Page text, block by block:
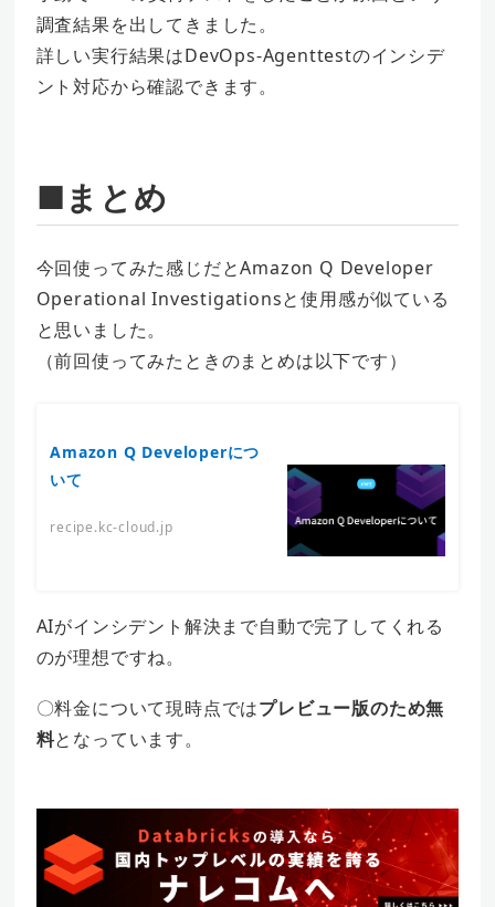
調査結果を出してきました。
詳しい実行結果はDevOps-Agenttestのインシデ
ント対応から確認できます。
■まとめ
今回使ってみた感じだとAmazon Q Developer
Operational Investigationsと使用感が似ている
と思いました。
（前回使ってみたときのまとめは以下です）
Amazon Q Developerにつ
いて
recipe.kc-cloud.jp
AIがインシデント解決まで自動で完了してくれる
のが理想ですね。
〇料金について現時点ではプレビュー版のため無
料となっています。